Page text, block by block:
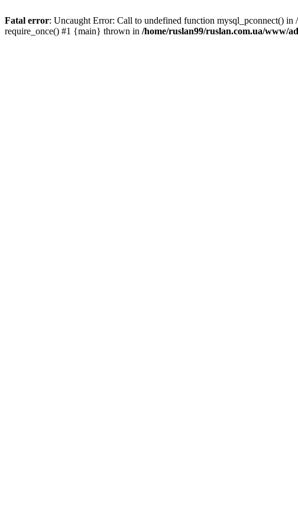
Fatal error: Uncaught Error: Call to undefined function mysql_pconnect()
require_once() #1 {main} thrown in /home/ruslan99/ruslan.com.ua/www/